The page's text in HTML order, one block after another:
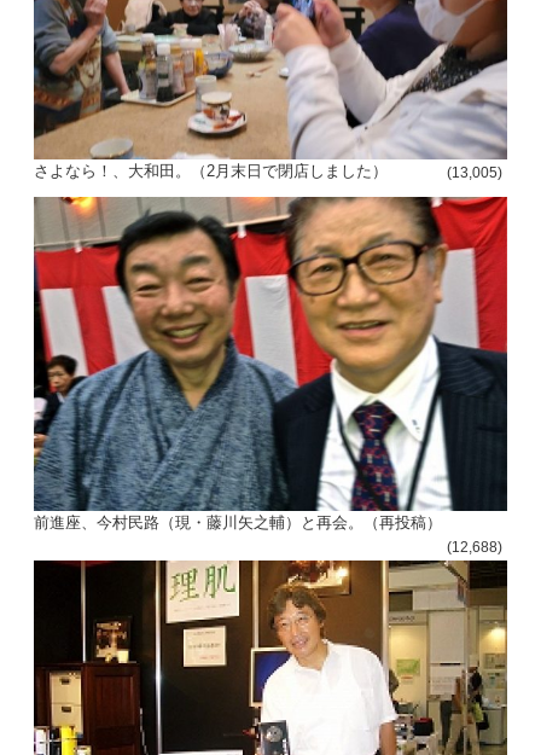
さよなら！、大和田。（2月末日で閉店しました） (13,005)
前進座、今村民路（現・藤川矢之輔）と再会。（再投稿）
(12,688)